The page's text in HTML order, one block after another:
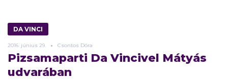
DA VINCI
2016. június 29. Csontos Dóra
Pizsamaparti Da Vincivel Mátyás
udvarában